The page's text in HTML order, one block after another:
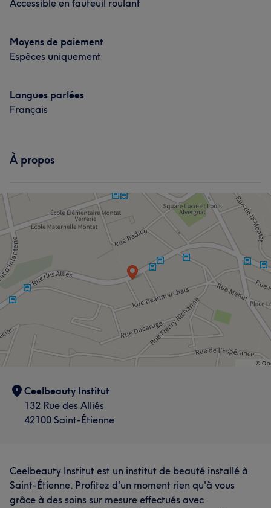
Accessible en fauteuil roulant
Moyens de paiement
Espèces uniquement
Langues parlées
Français
À propos
Ceelbeauty Institut
132 Rue des Alliés
42100 Saint-Étienne
Ceelbeauty Institut est un institut de beauté installé à
Saint-Étienne. Profitez d'un moment rien qu'à vous
grâce à des soins sur mesure effectués avec